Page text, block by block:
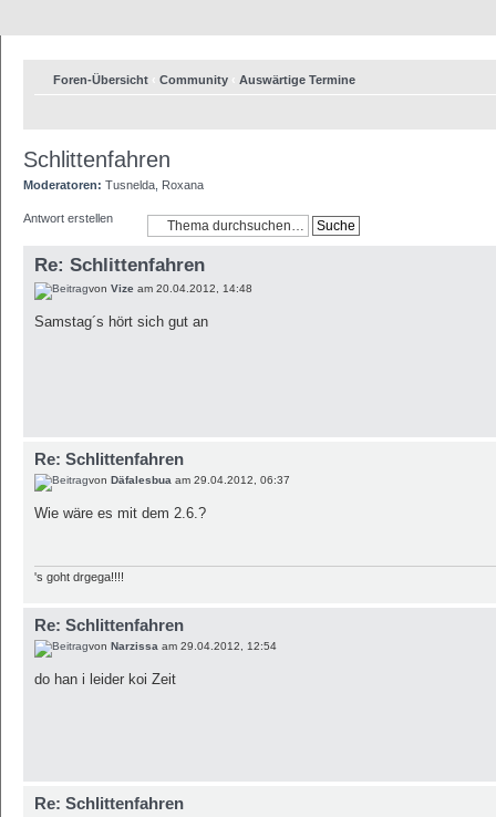
Foren-Übersicht Community Auswärtige Termine
Schlittenfahren
Moderatoren: Tusnelda Roxana
Antwort erstellen
Re: Schlittenfahren
von Vize am 20.04.2012, 14:48
Samstag´s hört sich gut an
Re: Schlittenfahren
von Däfalesbua am 29.04.2012, 06:37
Wie wäre es mit dem 2.6.?
's goht drgega!!!!
Re: Schlittenfahren
von Narzissa am 29.04.2012, 12:54
do han i leider koi Zeit
Re: Schlittenfahren